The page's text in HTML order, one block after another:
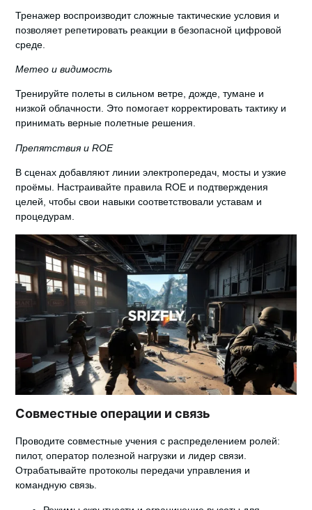
Тренажер воспроизводит сложные тактические условия и
позволяет репетировать реакции в безопасной цифровой
среде.
Метео и видимость
Тренируйте полеты в сильном ветре, дожде, тумане и
низкой облачности. Это помогает корректировать тактику и
принимать верные полетные решения.
Препятствия и ROE
В сценах добавляют линии электропередач, мосты и узкие
проёмы. Настраивайте правила ROE и подтверждения
целей, чтобы свои навыки соответствовали уставам и
процедурам.
Совместные операции и связь
Проводите совместные учения с распределением ролей:
пилот, оператор полезной нагрузки и лидер связи.
Отрабатывайте протоколы передачи управления и
командную связь.